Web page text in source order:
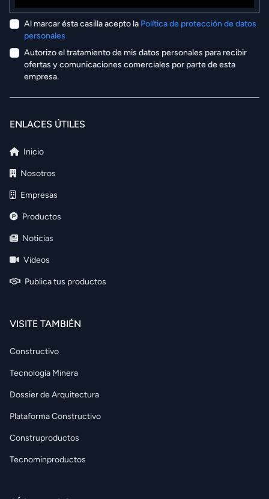
Al marcar ésta casilla acepto la Política de protección de datos
personales
Autorizo el tratamiento de mis datos personales para recibir
ofertas y comunicaciones comerciales por parte de esta
empresa.
ENLACES ÚTILES
Inicio
Nosotros
Empresas
Productos
Noticias
Videos
Publica tus productos
VISITE TAMBIÉN
Constructivo
Tecnología Minera
Dossier de Arquitectura
Plataforma Constructivo
Construproductos
Tecnominproductos